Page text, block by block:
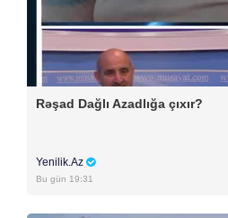
Rəşad Dağlı Azadlığa çıxır?
Yenilik.Az
Bu gün 19:31